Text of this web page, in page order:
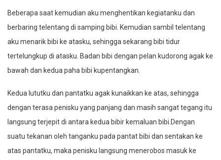
Beberapa saat kemudian aku menghentikan kegiatanku dan
berbaring telentang di samping bibi. Kemudian sambil telentang
aku menarik bibi ke atasku, sehingga sekarang bibi tidur
tertelungkup di atasku. Badan bibi dengan pelan kudorong agak ke
bawah dan kedua paha bibi kupentangkan.
Kedua lututku dan pantatku agak kunaikkan ke atas, sehingga
dengan terasa penisku yang panjang dan masih sangat tegang itu
langsung terjepit di antara kedua bibir kemaluan bibi.Dengan
suatu tekanan oleh tanganku pada pantat bibi dan sentakan ke
atas pantatku, maka penisku langsung menerobos masuk ke